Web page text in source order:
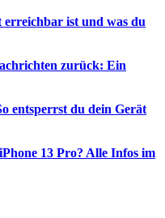
ist und was du
zurück: Ein
entsperrst du dein Gerät
13 Pro? Alle Infos im